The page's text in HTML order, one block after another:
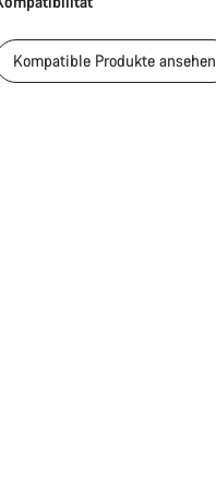
Kompatible Produkte ansehen